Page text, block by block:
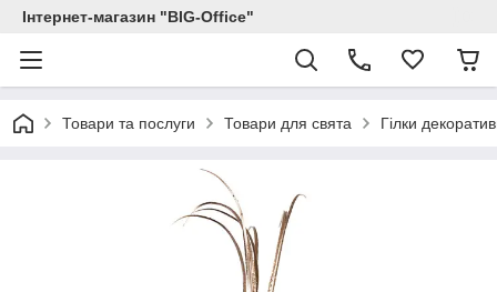
Інтернет-магазин "BIG-Office"
Товари та послуги Товари для свята Гілки